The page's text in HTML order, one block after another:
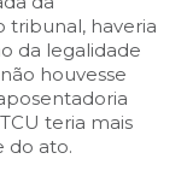
tribunal, haveria
da legalidade
houvesse
teria mais
do ato.